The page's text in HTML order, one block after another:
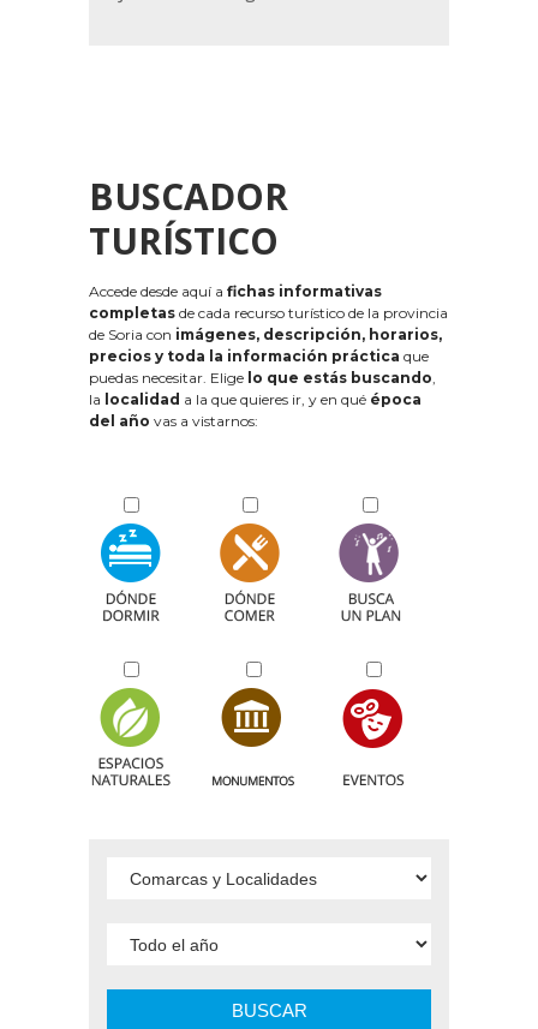
BUSCADOR
TURÍSTICO
Accede desde aquí a fichas informativas
completas de cada recurso turístico de la provincia
de Soria con imágenes, descripción, horarios,
precios y toda la información práctica que
puedas necesitar. Elige lo que estás buscando,
la localidad a la que quieres ir, y en qué época
del año vas a vistarnos:
BUSCAR